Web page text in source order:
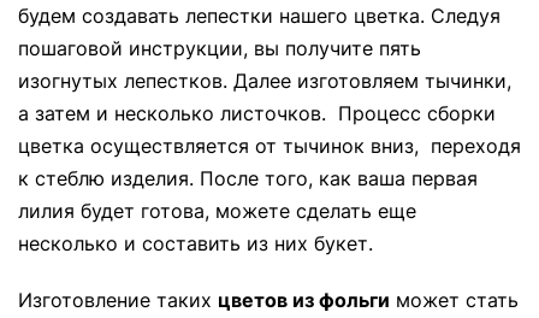
будем создавать лепестки нашего цветка. Следуя
пошаговой инструкции, вы получите пять
изогнутых лепестков. Далее изготовляем тычинки,
а затем и несколько листочков. Процесс сборки
цветка осуществляется от тычинок вниз, переходя
к стеблю изделия. После того, как ваша первая
лилия будет готова, можете сделать еще
несколько и составить из них букет.
Изготовление таких цветов из фольги может стать